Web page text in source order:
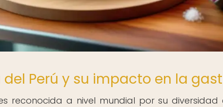
del Perú y su impacto en la
reconocida a nivel mundial por su